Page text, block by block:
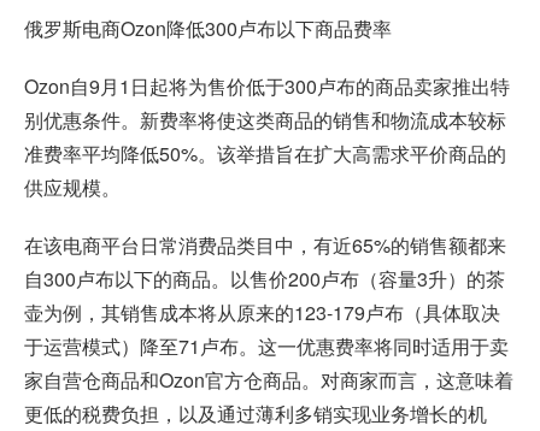
俄罗斯电商Ozon降低300卢布以下商品费率
Ozon自9月1日起将为售价低于300卢布的商品卖家推出特
别优惠条件。新费率将使这类商品的销售和物流成本较标
准费率平均降低50%。该举措旨在扩大高需求平价商品的
供应规模。
在该电商平台日常消费品类目中，有近65%的销售额都来
自300卢布以下的商品。以售价200卢布（容量3升）的茶
壶为例，其销售成本将从原来的123-179卢布（具体取决
于运营模式）降至71卢布。这一优惠费率将同时适用于卖
家自营仓商品和Ozon官方仓商品。对商家而言，这意味着
更低的税费负担，以及通过薄利多销实现业务增长的机